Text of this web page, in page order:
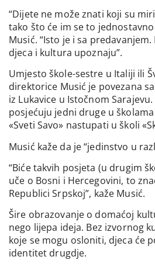
“Dijete ne može znati koji su
tako što će im se to
Musić. “Isto je i sa
djeca i kultura upoznaju”.
Umjesto škole-sestre u Italiji ili
direktorice Musić je povezana
iz Lukavice u Istočnom
posjećuju jedni druge u
«Sveti Savo» nastupati u školi
Musić kaže da je “jedinstvo u
“Biće takvih posjeta (u drugim
uče o Bosni i Hercegovini, to
Republici Srpskoj”, kaže Musić.
Šire obrazovanje o domaćoj
nego lijepa ideja. Bez izvornog
koje se mogu osloniti, djeca će
identitet drugdje.